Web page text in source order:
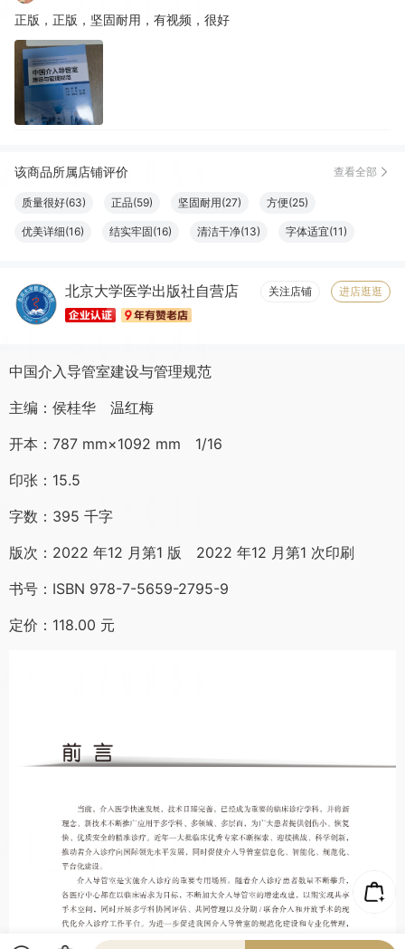
正版，正版，坚固耐用，有视频，很好
该商品所属店铺评价 查看全部
质量很好(63) 正品(59) 坚固耐用(27) 方便(25)
优美详细(16) 结实牢固(16) 清洁干净(13) 字体适宜(11)
物流很快(8) 大小合适(8) 触感良好(8) 服务周到(7)
纸张精良(6)
北京大学医学出版社自营店 关注店铺 进店逛逛
中国介入导管室建设与管理规范
主编：侯桂华 温红梅
开本：787 mm×1092 mm 1/16
印张：15.5
字数：395 千字
版次：2022 年12 月第1 版 2022 年12 月第1 次印刷
书号：ISBN 978-7-5659-2795-9
定价：118.00 元